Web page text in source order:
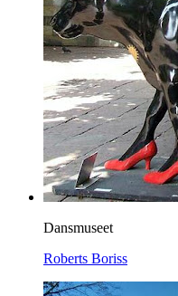
Dansmuseet
Roberts Boriss